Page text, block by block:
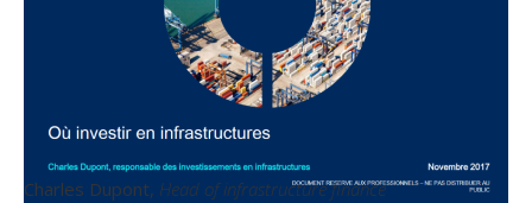
Charles Dupont, Head of infrastructure finance